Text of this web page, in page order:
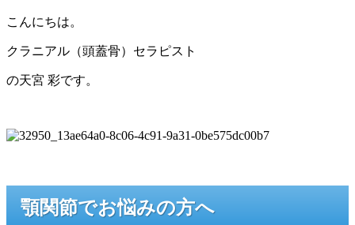
こんにちは。
クラニアル（頭蓋骨）セラピスト
の天宮 彩です。
顎関節でお悩みの方へ